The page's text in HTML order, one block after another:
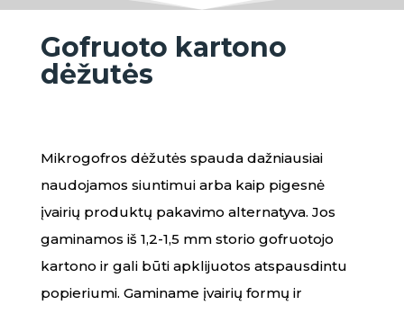
Gofruoto kartono
dėžutės
Mikrogofros dėžutės spauda dažniausiai
naudojamos siuntimui arba kaip pigesnė
įvairių produktų pakavimo alternatyva. Jos
gaminamos iš 1,2-1,5 mm storio gofruotojo
kartono ir gali būti apklijuotos atspausdintu
popieriumi. Gaminame įvairių formų ir